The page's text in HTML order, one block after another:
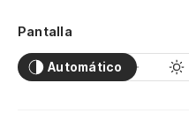
Pantalla
Automático